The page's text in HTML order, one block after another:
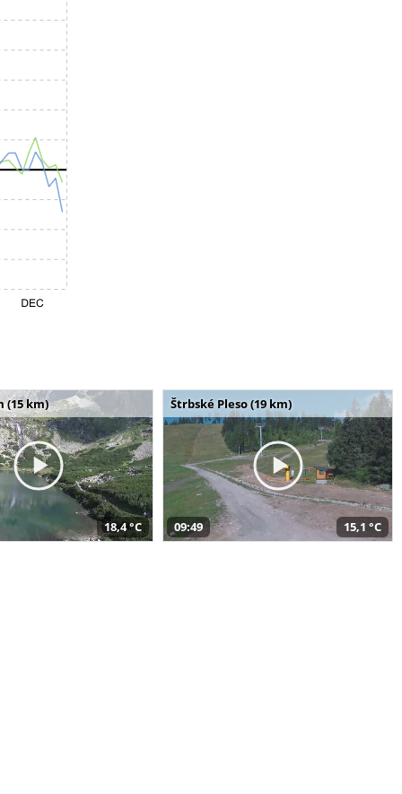
(15 km)
18,4 °C
Štrbské Pleso (19 km)
09:49 15,1 °C